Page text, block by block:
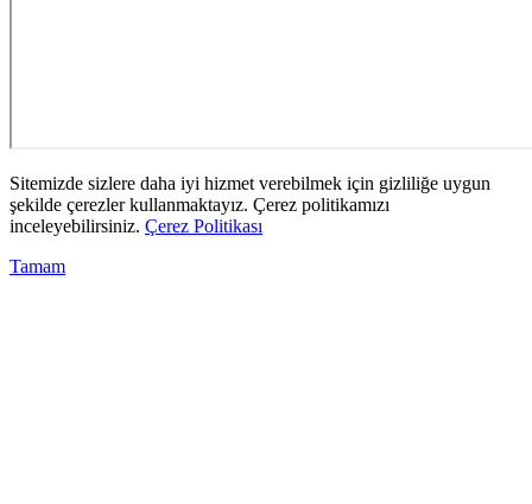
Sitemizde sizlere daha iyi hizmet verebilmek için gizliliğe uygun
şekilde çerezler kullanmaktayız. Çerez politikamızı
inceleyebilirsiniz. Çerez Politikası
Tamam